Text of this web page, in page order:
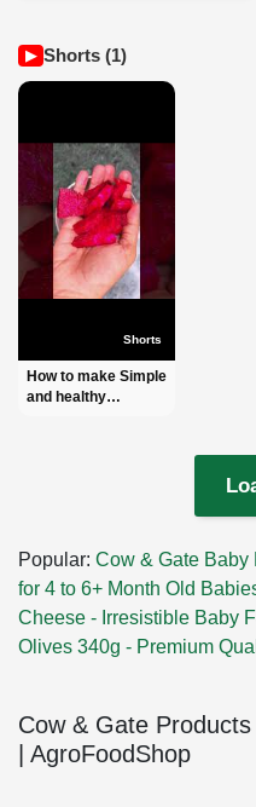
▶ Shorts (1)
Shorts
How to make Simple
and healthy
Popular: Cow & Gate Baby
for 4 to 6+ Month Old
Cheese - Irresistible Baby
Olives 340g - Premium
Cow & Gate
| AgroFoodShop